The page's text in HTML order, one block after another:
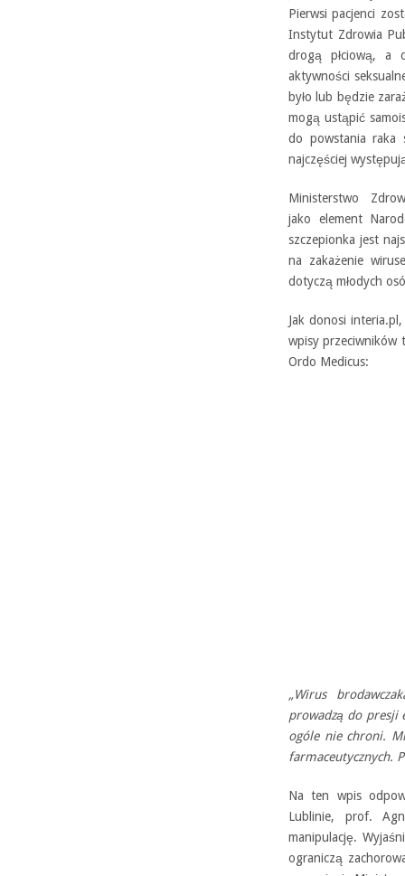
Pierwsi pacjenci
Instytut Zdrowia
drogą płciową, a
aktywności
było lub będzie
mogą ustąpić
do powstania raka
najczęściej
Ministerstwo
jako element
szczepionka jest
na zakażenie
dotyczą młodych
Jak donosi
wpisy przeciwników
Ordo Medicus:
„Wirus
prowadzą do presji
ogóle nie chroni.
farmaceutycznych.
Na ten wpis
Lublinie, prof.
manipulację.
ograniczą